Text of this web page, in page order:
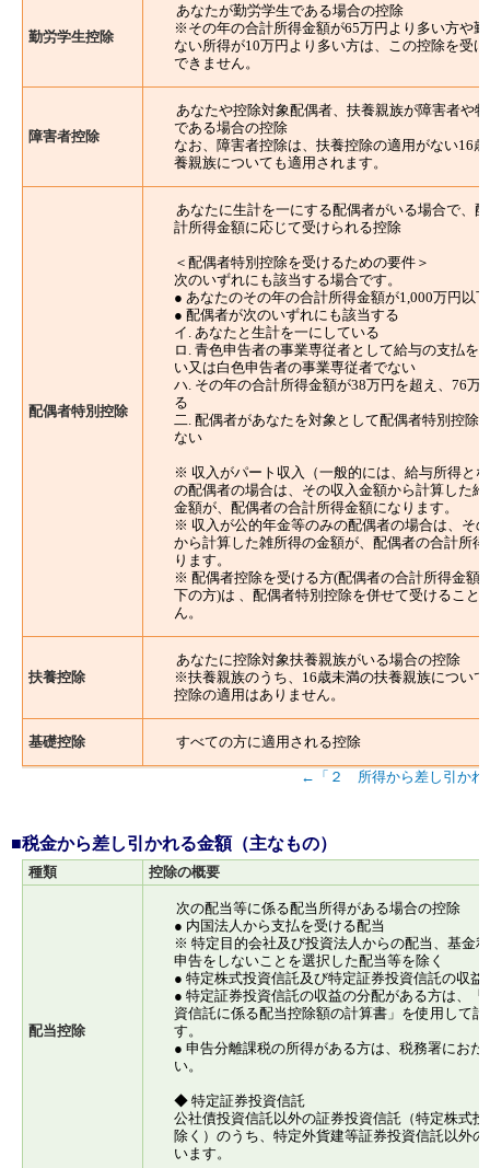
勤労学生控除
あなたが勤労学生である場合の控除
※その年の合計所得金額が65万円より多い方や
ない所得が10万円より多い方は、この控除を受
できません。
障害者控除
あなたや控除対象配偶者、扶養親族が障害者や
である場合の控除
なお、障害者控除は、扶養控除の適用がない16
養親族についても適用されます。
配偶者特別控除
あなたに生計を一にする配偶者がいる場合で、
計所得金額に応じて受けられる控除
＜配偶者特別控除を受けるための要件＞
次のいずれにも該当する場合です。
● あなたのその年の合計所得金額が1,000万円以
● 配偶者が次のいずれにも該当する
イ. あなたと生計を一にしている
ロ. 青色申告者の事業専従者として給与の支払を
い又は白色申告者の事業専従者でない
ハ. その年の合計所得金額が38万円を超え、76万
る
二. 配偶者があなたを対象として配偶者特別控除
ない
※ 収入がパート収入（一般的には、給与所得と
の配偶者の場合は、その収入金額から計算した
金額が、配偶者の合計所得金額になります。
※ 収入が公的年金等のみの配偶者の場合は、そ
から計算した雑所得の金額が、配偶者の合計所
ります。
※ 配偶者控除を受ける方(配偶者の合計所得金額
下の方)は 、配偶者特別控除を併せて受けること
ん。
扶養控除
あなたに控除対象扶養親族がいる場合の控除
※扶養親族のうち、16歳未満の扶養親族につい
控除の適用はありません。
基礎控除 すべての方に適用される控除
←「２ 所得から差し引かれ
■税金から差し引かれる金額（主なもの）
種類 控除の概要
配当控除
次の配当等に係る配当所得がある場合の控除
● 内国法人から支払を受ける配当
※ 特定目的会社及び投資法人からの配当、基金
申告をしないことを選択した配当等を除く
● 特定株式投資信託及び特定証券投資信託の収益
● 特定証券投資信託の収益の分配がある方は、「
資信託に係る配当控除額の計算書」を使用して
す。
● 申告分離課税の所得がある方は、税務署におた
い。
◆ 特定証券投資信託
公社債投資信託以外の証券投資信託（特定株式
除く）のうち、特定外貨建等証券投資信託以外
います。